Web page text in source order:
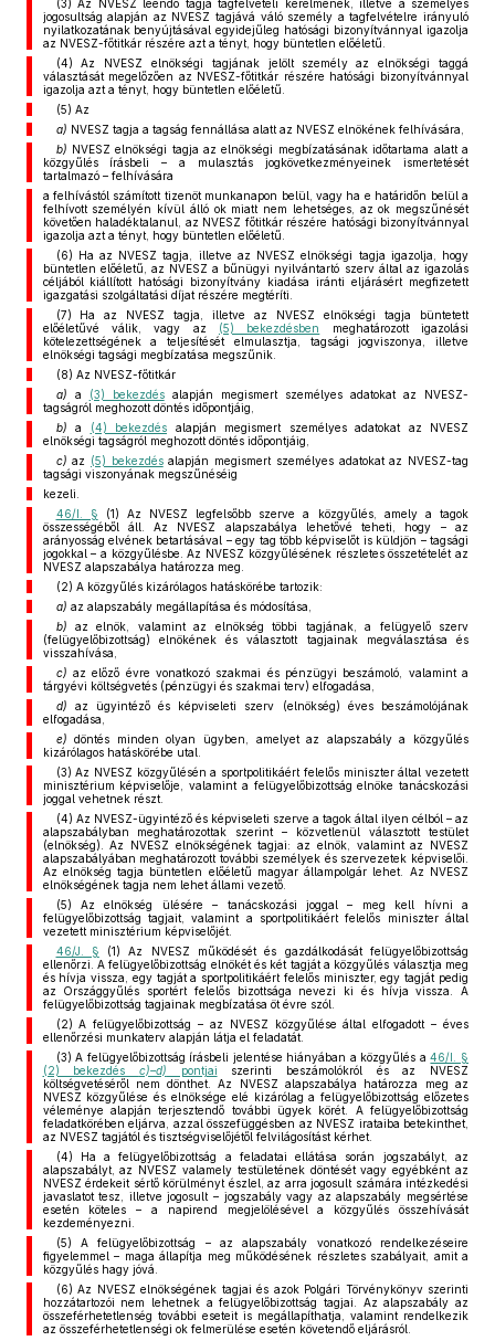
(3) Az NVESZ leendő tagja tagfelvételi kérelmének, illetve a személyes
jogosultság alapján az NVESZ tagjává váló személy a tagfelvételre irányuló
nyilatkozatának benyújtásával egyidejűleg hatósági bizonyítvánnyal igazolja
az NVESZ-főtitkár részére azt a tényt, hogy büntetlen előéletű.
(4) Az NVESZ elnökségi tagjának jelölt személy az elnökségi taggá
választását megelőzően az NVESZ-főtitkár részére hatósági bizonyítvánnyal
igazolja azt a tényt, hogy büntetlen előéletű.
(5) Az
a) NVESZ tagja a tagság fennállása alatt az NVESZ elnökének felhívására,
b) NVESZ elnökségi tagja az elnökségi megbízatásának időtartama alatt a
közgyűlés írásbeli – a mulasztás jogkövetkezményeinek ismertetését
tartalmazó – felhívására
a felhívástól számított tizenöt munkanapon belül, vagy ha e határidőn belül a
felhívott személyén kívül álló ok miatt nem lehetséges, az ok megszűnését
követően haladéktalanul, az NVESZ főtitkár részére hatósági bizonyítvánnyal
igazolja azt a tényt, hogy büntetlen előéletű.
(6) Ha az NVESZ tagja, illetve az NVESZ elnökségi tagja igazolja, hogy
büntetlen előéletű, az NVESZ a bűnügyi nyilvántartó szerv által az igazolás
céljából kiállított hatósági bizonyítvány kiadása iránti eljárásért megfizetett
igazgatási szolgáltatási díjat részére megtéríti.
(7) Ha az NVESZ tagja, illetve az NVESZ elnökségi tagja büntetett
előéletűvé válik, vagy az (5) bekezdésben
meghatározott igazolási
kötelezettségének a teljesítését elmulasztja, tagsági jogviszonya, illetve
elnökségi tagsági megbízatása megszűnik.
(8) Az NVESZ-főtitkár
a) a (3) bekezdésalapján megismert személyes adatokat az NVESZ-
tagságról meghozott döntés időpontjáig,
b) a (4) bekezdés alapján megismert személyes adatokat az NVESZ
elnökségi tagságról meghozott döntés időpontjáig,
c) az (5) bekezdésalapján megismert személyes adatokat az NVESZ-tag
tagsági viszonyának megszűnéséig
kezeli.
46/I. § (1) Az NVESZ legfelsőbb szerve a közgyűlés, amely a tagok
összességéből áll. Az NVESZ alapszabálya lehetővé teheti, hogy – az
arányosság elvének betartásával – egy tag több képviselőt is küldjön – tagsági
jogokkal – a közgyűlésbe. Az NVESZ közgyűlésének részletes összetételét az
NVESZ alapszabálya határozza meg.
(2) A közgyűlés kizárólagos hatáskörébe tartozik:
a) az alapszabály megállapítása és módosítása,
b) az elnök, valamint az elnökség többi tagjának, a felügyelő szerv
(felügyelőbizottság) elnökének és választott tagjainak megválasztása és
visszahívása,
c) az előző évre vonatkozó szakmai és pénzügyi beszámoló, valamint a
tárgyévi költségvetés (pénzügyi és szakmai terv) elfogadása,
d) az ügyintéző és képviseleti szerv (elnökség) éves beszámolójának
elfogadása,
e) döntés minden olyan ügyben, amelyet az alapszabály a közgyűlés
kizárólagos hatáskörébe utal.
(3) Az NVESZ közgyűlésén a sportpolitikáért felelős miniszter által vezetett
minisztérium képviselője, valamint a felügyelőbizottság elnöke tanácskozási
joggal vehetnek részt.
(4) Az NVESZ-ügyintéző és képviseleti szerve a tagok által ilyen célból – az
alapszabályban meghatározottak szerint – közvetlenül választott testület
(elnökség). Az NVESZ elnökségének tagjai: az elnök, valamint az NVESZ
alapszabályában meghatározott további személyek és szervezetek képviselői.
Az elnökség tagja büntetlen előéletű magyar állampolgár lehet. Az NVESZ
elnökségének tagja nem lehet állami vezető.
(5) Az elnökség ülésére – tanácskozási joggal – meg kell hívni a
felügyelőbizottság tagjait, valamint a sportpolitikáért felelős miniszter által
vezetett minisztérium képviselőjét.
46/J. § (1) Az NVESZ működését és gazdálkodását felügyelőbizottság
ellenőrzi. A felügyelőbizottság elnökét és két tagját a közgyűlés választja meg
és hívja vissza, egy tagját a sportpolitikáért felelős miniszter, egy tagját pedig
az Országgyűlés sportért felelős bizottsága nevezi ki és hívja vissza. A
felügyelőbizottság tagjainak megbízatása öt évre szól.
(2) A felügyelőbizottság – az NVESZ közgyűlése által elfogadott – éves
ellenőrzési munkaterv alapján látja el feladatát.
(3) A felügyelőbizottság írásbeli jelentése hiányában a közgyűlés a46/I. §
(2) bekezdés c)–d) pontjai szerinti beszámolókról és az NVESZ
költségvetéséről nem dönthet. Az NVESZ alapszabálya határozza meg az
NVESZ közgyűlése és elnöksége elé kizárólag a felügyelőbizottság előzetes
véleménye alapján terjesztendő további ügyek körét. A felügyelőbizottság
feladatkörében eljárva, azzal összefüggésben az NVESZ irataiba betekinthet,
az NVESZ tagjától és tisztségviselőjétől felvilágosítást kérhet.
(4) Ha a felügyelőbizottság a feladatai ellátása során jogszabályt, az
alapszabályt, az NVESZ valamely testületének döntését vagy egyébként az
NVESZ érdekeit sértő körülményt észlel, az arra jogosult számára intézkedési
javaslatot tesz, illetve jogosult – jogszabály vagy az alapszabály megsértése
esetén köteles – a napirend megjelölésével a közgyűlés összehívását
kezdeményezni.
(5) A felügyelőbizottság – az alapszabály vonatkozó rendelkezéseire
figyelemmel – maga állapítja meg működésének részletes szabályait, amit a
közgyűlés hagy jóvá.
(6) Az NVESZ elnökségének tagjai és azok Polgári Törvénykönyv szerinti
hozzátartozói nem lehetnek a felügyelőbizottság tagjai. Az alapszabály az
összeférhetetlenség további eseteit is megállapíthatja, valamint rendelkezik
az összeférhetetlenségi ok felmerülése esetén követendő eljárásról.